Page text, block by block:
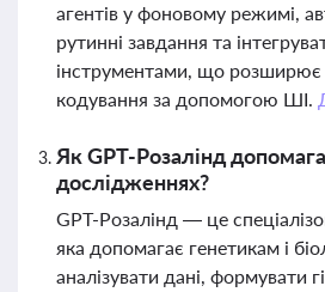
агентів у фоновому режимі,
рутинні завдання та
інструментами, що розширює
кодування за допомогою ШІ.
Як GPT-Розалінд
дослідженнях?
GPT-Розалінд — це
яка допомагає генетикам і
аналізувати дані, формувати